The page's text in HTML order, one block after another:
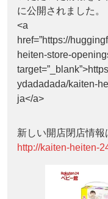
に公開されました。
<a
href=”https://
heiten-store-
ydadadada/kaiten-
ja</a>
新しい開店閉店情報
http://kaiten-heiten-